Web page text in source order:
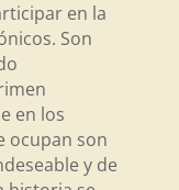
en la
Son
en los
ocupan son
y de